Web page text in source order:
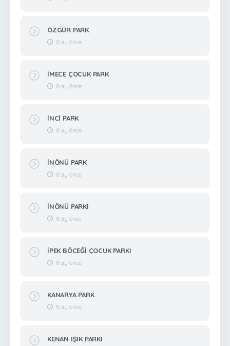
ÖZGÜR PARK
8 ay önce
İMECE ÇOCUK PARK
8 ay önce
İNCİ PARK
8 ay önce
İNÖNÜ PARK
8 ay önce
İNÖNÜ PARKI
8 ay önce
İPEK BÖCEĞİ ÇOCUK PARKI
8 ay önce
KANARYA PARK
8 ay önce
KENAN IŞIK PARKI